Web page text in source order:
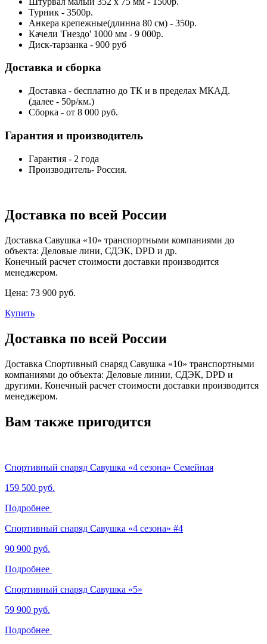
Турник - 3500р.
Анкера крепежные(длинна 80 см) - 350р.
Качели 'Гнездо' 1000 мм - 9 000р.
Диск-тарзанка - 900 руб
Доставка и сборка
Доставка - бесплатно до ТК и в пределах МКАД.
(далее - 50р/км.)
Сборка - от 8 000 руб.
Гарантия и производитель
Гарантия - 2 года
Производитель- Россия.
Доставка по всей России
Доставка Савушка «‎10» транспортными компаниями до
объекта: Деловые лини, СДЭК, DPD и др.
Конечный расчет стоимости доставки производится
менеджером.
Цена: 73 900 руб.
Купить
Доставка по всей России
Доставка Спортивный снаряд Савушка «‎10» транспортными
компаниями до объекта: Деловые линии, СДЭК, DPD и
другими. Конечный расчет стоимости доставки производится
менеджером.
Вам также пригодится
Спортивный снаряд Савушка «‎4 сезона»‎ Семейная
159 500 руб.
Подробнее
Спортивный снаряд Савушка «‎4 сезона» ‎#4
90 900 руб.
Подробнее
Спортивный снаряд Савушка «‎5»
59 900 руб.
Подробнее